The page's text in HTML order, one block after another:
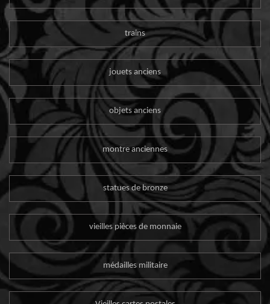
trains
jouets anciens
objets anciens
montre anciennes
statues de bronze
vieilles pièces de monnaie
médailles militaire